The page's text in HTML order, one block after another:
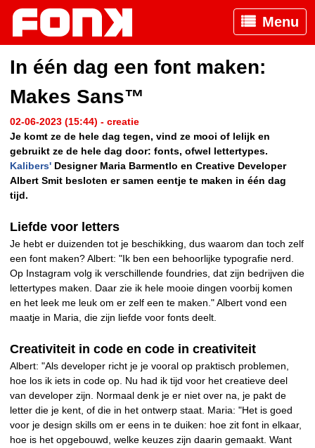
Menu
In één dag een font maken:
Makes Sans™
02-06-2023 (15:44) - creatie
Je komt ze de hele dag tegen, vind ze mooi of lelijk en
gebruikt ze de hele dag door: fonts, ofwel lettertypes.
Kalibers' Designer Maria Barmentlo en Creative Developer
Albert Smit besloten er samen eentje te maken in één dag
tijd.
Liefde voor letters
Je hebt er duizenden tot je beschikking, dus waarom dan toch zelf
een font maken? Albert: "Ik ben een behoorlijke typografie nerd.
Op Instagram volg ik verschillende foundries, dat zijn bedrijven die
lettertypes maken. Daar zie ik hele mooie dingen voorbij komen
en het leek me leuk om er zelf een te maken." Albert vond een
maatje in Maria, die zijn liefde voor fonts deelt.
Creativiteit in code en code in creativiteit
Albert: "Als developer richt je je vooral op praktisch problemen,
hoe los ik iets in code op. Nu had ik tijd voor het creatieve deel
van developer zijn. Normaal denk je er niet over na, je pakt de
letter die je kent, of die in het ontwerp staat. Maria: "Het is goed
voor je design skills om er eens in te duiken: hoe zit font in elkaar,
hoe is het opgebouwd, welke keuzes zijn daarin gemaakt. Want